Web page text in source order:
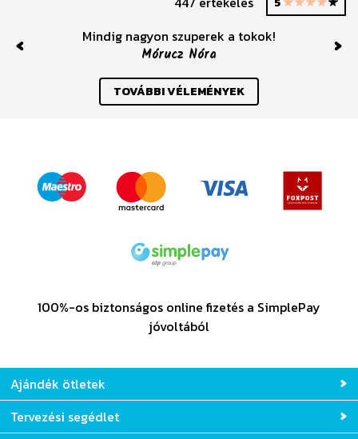
Mindig nagyon szuperek a tokok!
Mórucz Nóra
Previous
TOVÁBBI VÉLEMÉNYEK
100%-os biztonságos online fizetés a SimplePay
jóvoltából
Ajándék ötletek
Tervezési segédlet